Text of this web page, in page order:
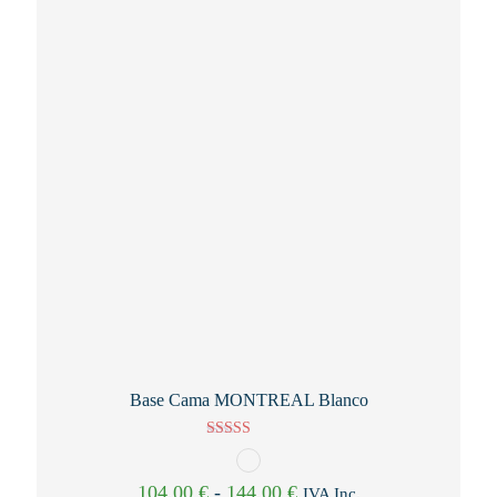
Base Cama MONTREAL Blanco
de 5
Rango